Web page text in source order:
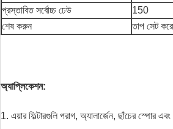
প্রস্তাবিত সর্বোচ্চ ঢেউ
150
শেষ করুন
তাপ সেট করে
অ্যাপ্লিকেশন:
1. এয়ার ফিল্টারগুলি পরাগ, অ্যালার্জেন, ছাঁচের স্পোর